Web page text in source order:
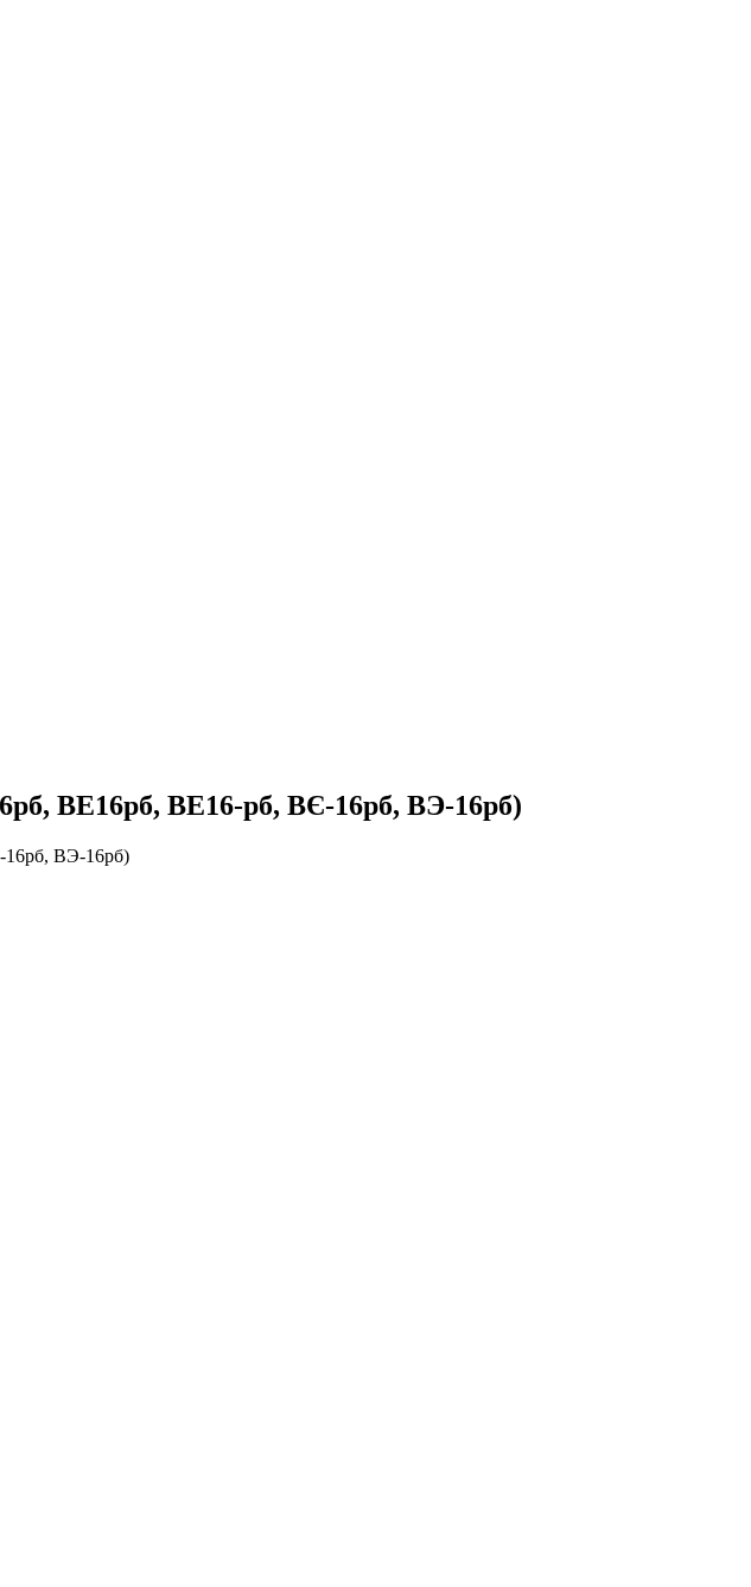
ВЕ16рб, ВЕ16-рб, ВЄ-16рб, ВЭ-16рб)
16рб, ВЭ-16рб)